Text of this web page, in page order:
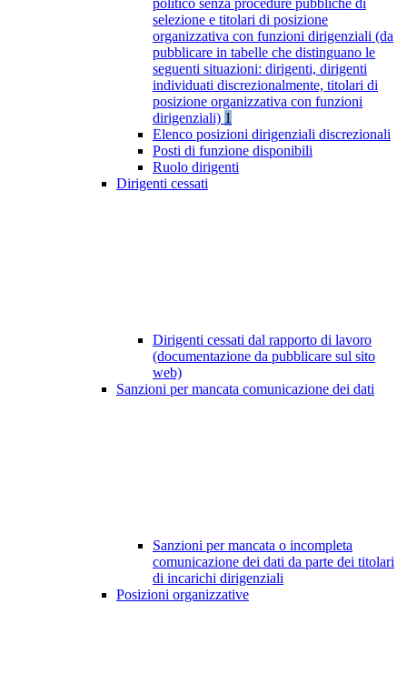
politico senza procedure pubbliche di
selezione e titolari di posizione
organizzativa con funzioni dirigenziali (da
pubblicare in tabelle che distinguano le
seguenti situazioni: dirigenti, dirigenti
individuati discrezionalmente, titolari di
posizione organizzativa con funzioni
dirigenziali) 1
Elenco posizioni dirigenziali discrezionali
Posti di funzione disponibili
Ruolo dirigenti
Dirigenti cessati
Dirigenti cessati dal rapporto di lavoro
(documentazione da pubblicare sul sito
web)
Sanzioni per mancata comunicazione dei dati
Sanzioni per mancata o incompleta
comunicazione dei dati da parte dei titolari
di incarichi dirigenziali
Posizioni organizzative